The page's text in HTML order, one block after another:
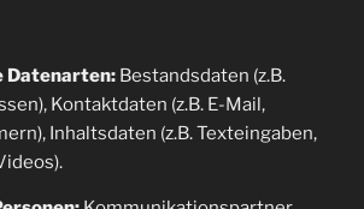
Datenarten:Bestandsdaten (z.B.
Kontaktdaten (z.B. E-Mail,
Inhaltsdaten (z.B. Texteingaben,